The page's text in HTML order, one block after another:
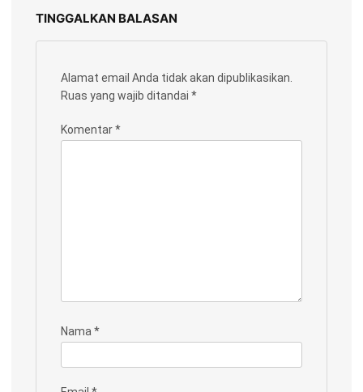
TINGGALKAN BALASAN
Alamat email Anda tidak akan dipublikasikan.
Ruas yang wajib ditandai *
Komentar*
Nama *